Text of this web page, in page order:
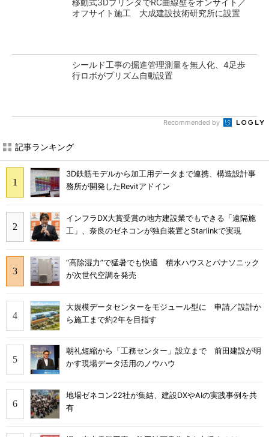
移動式3DプリンタでRC曲線壁をオンサイト／
オフサイト施工 大成建設技術研究所に設置
シールド工事の掘進管理測量を無人化、4足歩
行ロボがプリズム自動設置
Recommended by
記事ランキング
3D鉄筋モデルから加工用データまで連携、構造設計事
務所が開発したRevitアドイン
インフラDX大賞受賞の地方建設業でもできる「遠隔施
工」、奈良のゼネコンが独自装置とStarlinkで実現
“高除湿力”で猛暑でも快適 積水ハウスとパナソニック
が次世代空調を発売
大規模データセンターをモジュール型に 申請／設計か
ら施工まで約2年を目指す
朝礼短縮から「工務センター」設立まで 前田建設が明
かす現場データ活用のノウハウ
地場ゼネコン22社が集結、建設DXやAIの実践事例を共
有